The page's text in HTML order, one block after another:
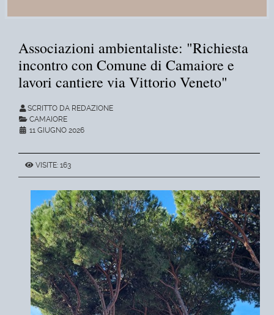
Associazioni ambientaliste: "Richiesta
incontro con Comune di Camaiore e
lavori cantiere via Vittorio Veneto"
SCRITTO DA REDAZIONE
CAMAIORE
11 GIUGNO 2026
VISITE: 163